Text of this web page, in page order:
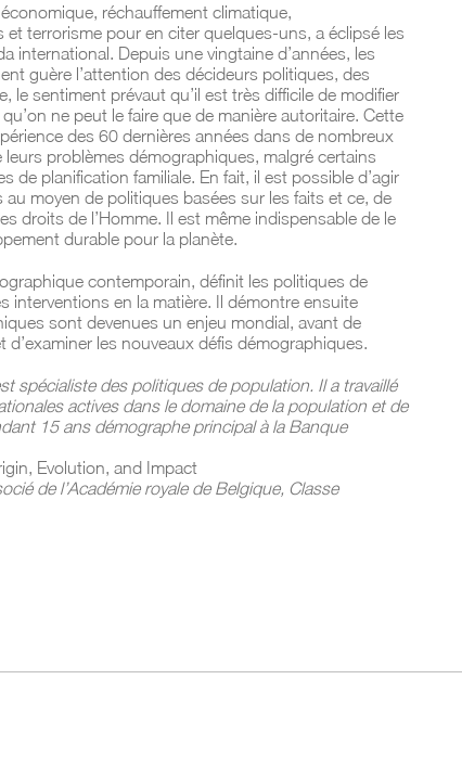
réchauffement climatique,
et terrorisme pour en citer quelques-uns, a éclipsé les
international. Depuis une vingtaine d’années, les
guère l’attention des décideurs politiques, des
le sentiment prévaut qu’il est très difficile de modifier
ne peut le faire que de manière autoritaire. Cette
des 60 dernières années dans de nombreux
problèmes démographiques, malgré certains
de planification familiale. En fait, il est possible d’agir
moyen de politiques basées sur les faits et ce, de
droits de l’Homme. Il est même indispensable de le
durable pour la planète.
contemporain, définit les politiques de
interventions en la matière. Il démontre ensuite
sont devenues un enjeu mondial, avant de
d’examiner les nouveaux défis démographiques.
spécialiste des politiques de population. Il a travaillé
actives dans le domaine de la population et de
15 ans démographe principal à la Banque
Evolution, and Impact
de l’Académie royale de Belgique, Classe